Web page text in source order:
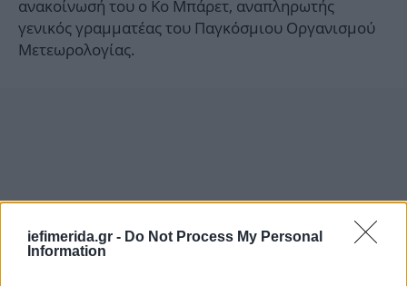
iefimerida.gr - Do Not Process My Personal
Information
ανακοίνωσή του ο Κο Μπάρετ, αναπληρωτής
γενικός γραμματέας του Παγκόσμιου Οργανισμού
Μετεωρολογίας.